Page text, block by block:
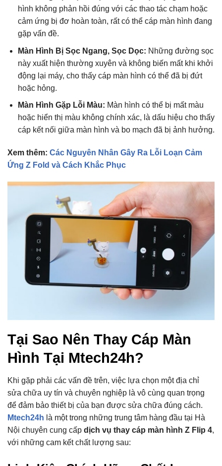
hình không phản hồi đúng với các thao tác chạm hoặc
cảm ứng bị đơ hoàn toàn, rất có thể cáp màn hình đang
gặp vấn đề.
Màn Hình Bị Sọc Ngang, Sọc Dọc: Những đường sọc
này xuất hiện thường xuyên và không biến mất khi khởi
động lại máy, cho thấy cáp màn hình có thể đã bị đứt
hoặc hỏng.
Màn Hình Gặp Lỗi Màu: Màn hình có thể bị mất màu
hoặc hiển thị màu không chính xác, là dấu hiệu cho thấy
cáp kết nối giữa màn hình và bo mạch đã bị ảnh hưởng.
Xem thêm: Các Nguyên Nhân Gây Ra Lỗi Loạn Cảm
Ứng Z Fold và Cách Khắc Phục
Tại Sao Nên Thay Cáp Màn
Hình Tại Mtech24h?
Khi gặp phải các vấn đề trên, việc lựa chọn một địa chỉ
sửa chữa uy tín và chuyên nghiệp là vô cùng quan trọng
để đảm bảo thiết bị của bạn được sửa chữa đúng cách.
Mtech24h là một trong những trung tâm hàng đầu tại Hà
Nội chuyên cung cấp dịch vụ thay cáp màn hình Z Flip 4,
với những cam kết chất lượng sau: